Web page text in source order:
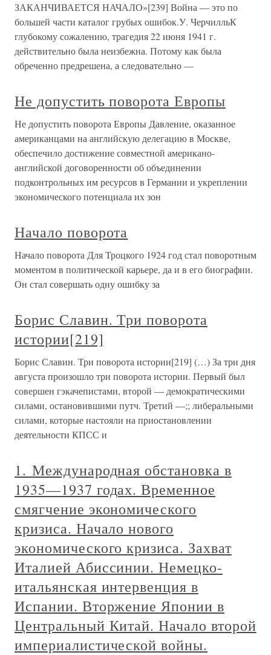
ЗАКАНЧИВАЕТСЯ НАЧАЛО»[239] Война — это по
большей части каталог грубых ошибок.У. ЧерчилльК
глубокому сожалению, трагедия 22 июня 1941 г.
действительно была неизбежна. Потому как была
обреченно предрешена, а следовательно —
Не допустить поворота Европы
Не допустить поворота Европы Давление, оказанное
американцами на английскую делегацию в Москве,
обеспечило достижение совместной американо-
английской договоренности об объединении
подконтрольных им ресурсов в Германии и укреплении
экономического потенциала их зон
Начало поворота
Начало поворота Для Троцкого 1924 год стал поворотным
моментом в политической карьере, да и в его биографии.
Он стал совершать одну ошибку за
Борис Славин. Три поворота
истории[219]
Борис Славин. Три поворота истории[219] (…) За три дня
августа произошло три поворота истории. Первый был
совершен гэкачепистами, второй — демократическими
силами, остановившими путч. Третий —;; либеральными
силами, которые настояли на приостановлении
деятельности КПСС и
1. Международная обстановка в
1935—1937 годах. Временное
смягчение экономического
кризиса. Начало нового
экономического кризиса. Захват
Италией Абиссинии. Немецко-
итальянская интервенция в
Испании. Вторжение Японии в
Центральный Китай. Начало второй
империалистической войны.